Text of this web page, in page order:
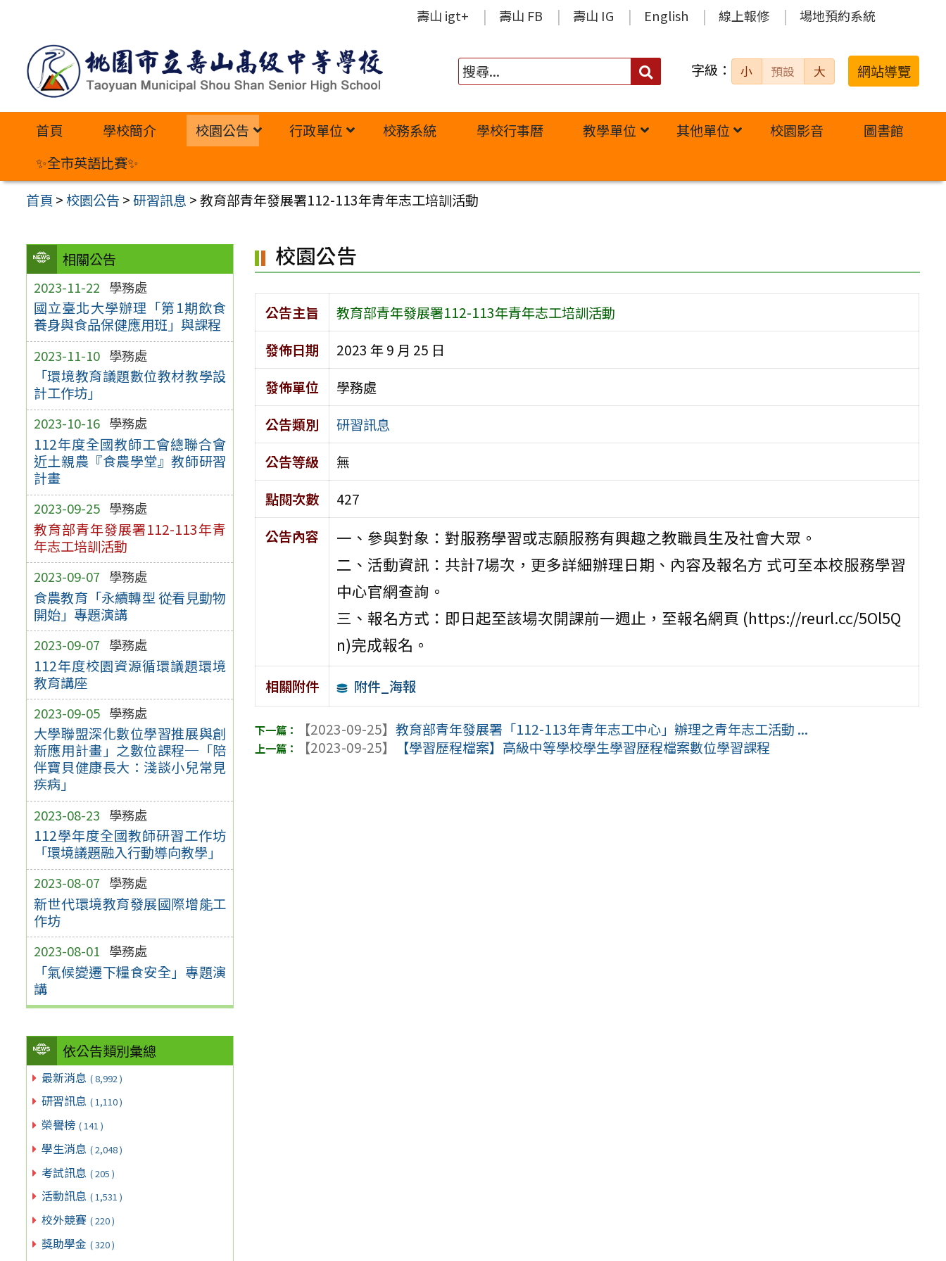
內
壽山 igt+ 壽山 FB 壽山 IG English 線上報修 場地預約系統
搜
字級： 小 預設 大 網站導覽
首頁 學校簡介 校園公告 行政單位 校務系統 學校行事曆 教學單位 其他單位 校園影音
圖書館
✨全市英語比賽✨
首頁 >校園公告 >研習訊息 >教育部青年發展署112-113年青年志工培訓活動
相關公告
2023-11-22 學務處
國立臺北大學辦理「第1期飲食
養身與食品保健應用班」與課程
2023-11-10 學務處
「環境教育議題數位教材教學設
計工作坊」
2023-10-16 學務處
112年度全國教師工會總聯合會
近土親農『食農學堂』教師研習
計畫
2023-09-25 學務處
教育部青年發展署112-113年青
年志工培訓活動
2023-09-07 學務處
食農教育「永續轉型 從看見動物
開始」專題演講
2023-09-07 學務處
112年度校園資源循環議題環境
教育講座
2023-09-05 學務處
大學聯盟深化數位學習推展與創
新應用計畫」之數位課程─「陪
伴寶貝健康長大：淺談小兒常見
疾病」
2023-08-23 學務處
112學年度全國教師研習工作坊
「環境議題融入行動導向教學」
2023-08-07 學務處
新世代環境教育發展國際增能工
作坊
2023-08-01 學務處
「氣候變遷下糧食安全」專題演
講
依公告類別彙總
最新消息 ( 8,992 )
研習訊息 ( 1,110 )
榮譽榜 ( 141 )
學生消息 ( 2,048 )
考試訊息 ( 205 )
活動訊息 ( 1,531 )
校外競賽 ( 220 )
獎助學金 ( 320 )
校園公告
公告主旨
教育部青年發展署112-113年青年志工培訓活動
發佈日期
2023 年 9 月 25 日
發佈單位
學務處
公告類別
研習訊息
公告等級
無
點閱次數
427
公告內容
一、參與對象：對服務學習或志願服務有興趣之教職員生及社會大眾。
二、活動資訊：共計7場次，更多詳細辦理日期、內容及報名方 式可至本校服務學習
中心官網查詢。
三、報名方式：即日起至該場次開課前一週止，至報名網頁 (https://reurl.cc/5Ol5Q
n)完成報名。
相關附件 附件_海報
【2023-09-25】教育部青年發展署「112-113年青年志工中心」辦理之青年志工活動 ...
【2023-09-25】
【學習歷程檔案】高級中等學校學生學習歷程檔案數位學習課程